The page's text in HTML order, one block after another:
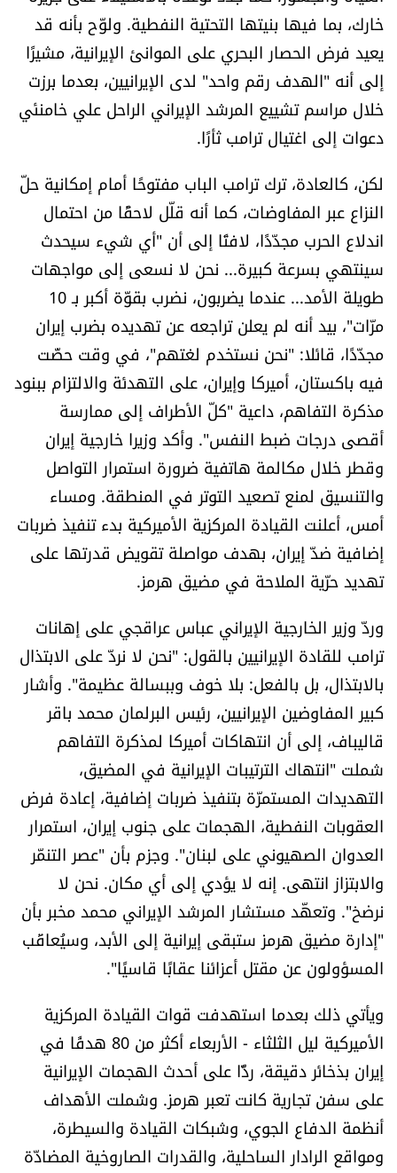
الصحافة الإسرائيلية
ثقافة وفنون
فصل من كتاب
اقرأ تضحك
كاميرا
سجالات
صحّة وصحن
الرياضة
منوّعات
حظّك اليوم
للتاريخ
فيديو
من نحن
للتواصل معنا
شروط الاستخدام
شروط الإشتراك
Digital solutions by
خارك، بما فيها بنيتها التحتية النفطية. ولوّح بأنه قد
يعيد فرض الحصار البحري على الموانئ الإيرانية، مشيرًا
إلى أنه "الهدف رقم واحد" لدى الإيرانيين، بعدما برزت
خلال مراسم تشييع المرشد الإيراني الراحل علي خامنئي
دعوات إلى اغتيال ترامب ثأرًا.
لكن، كالعادة، ترك ترامب الباب مفتوحًا أمام إمكانية حلّ
النزاع عبر المفاوضات، كما أنه قلّل لاحقًا من احتمال
اندلاع الحرب مجدّدًا، لافتًا إلى أن "أي شيء سيحدث
سينتهي بسرعة كبيرة... نحن لا نسعى إلى مواجهات
طويلة الأمد... عندما يضربون، نضرب بقوّة أكبر بـ 10
مرّات"، بيد أنه لم يعلن تراجعه عن تهديده بضرب إيران
مجدّدًا، قائلا: "نحن نستخدم لغتهم"، في وقت حضّت
فيه باكستان، أميركا وإيران، على التهدئة والالتزام ببنود
مذكرة التفاهم، داعية "كلّ الأطراف إلى ممارسة
أقصى درجات ضبط النفس". وأكد وزيرا خارجية إيران
وقطر خلال مكالمة هاتفية ضرورة استمرار التواصل
والتنسيق لمنع تصعيد التوتر في المنطقة. ومساء
أمس، أعلنت القيادة المركزية الأميركية بدء تنفيذ ضربات
إضافية ضدّ إيران، بهدف مواصلة تقويض قدرتها على
تهديد حرّية الملاحة في مضيق هرمز.
وردّ وزير الخارجية الإيراني عباس عراقجي على إهانات
ترامب للقادة الإيرانيين بالقول: "نحن لا نردّ على الابتذال
بالابتذال، بل بالفعل: بلا خوف وببسالة عظيمة". وأشار
كبير المفاوضين الإيرانيين، رئيس البرلمان محمد باقر
قاليباف، إلى أن انتهاكات أميركا لمذكرة التفاهم
شملت "انتهاك الترتيبات الإيرانية في المضيق،
التهديدات المستمرّة بتنفيذ ضربات إضافية، إعادة فرض
العقوبات النفطية، الهجمات على جنوب إيران، استمرار
العدوان الصهيوني على لبنان". وجزم بأن "عصر التنمّر
والابتزاز انتهى. إنه لا يؤدي إلى أي مكان. نحن لا
نرضخ". وتعهّد مستشار المرشد الإيراني محمد مخبر بأن
"إدارة مضيق هرمز ستبقى إيرانية إلى الأبد، وسيُعاقَب
المسؤولون عن مقتل أعزائنا عقابًا قاسيًا".
ويأتي ذلك بعدما استهدفت قوات القيادة المركزية
الأميركية ليل الثلثاء - الأربعاء أكثر من 80 هدفًا في
إيران بذخائر دقيقة، ردًّا على أحدث الهجمات الإيرانية
على سفن تجارية كانت تعبر هرمز. وشملت الأهداف
أنظمة الدفاع الجوي، وشبكات القيادة والسيطرة،
ومواقع الرادار الساحلية، والقدرات الصاروخية المضادّة